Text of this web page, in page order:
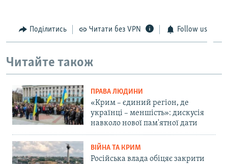
Поділитись Читати без VPN Follow us
Читайте також
ПРАВА ЛЮДИНИ
«Крим – єдиний регіон, де
українці – меншість»: дискусія
навколо нової пам'ятної дати
ВІЙНА ТА КРИМ
Російська влада обіцяє закрити